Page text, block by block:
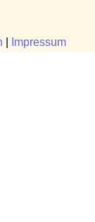
Impressum